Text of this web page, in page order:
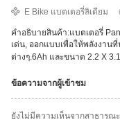
E Bike แบตเตอรี่ลิเดียม
คําอธิบายสินค้า:แบตเตอรี่
เด่น, ออกแบบเพื่อให้พลังงาน
ต่างๆ.6Ah และขนาด 2.2 X
ข้อความจากผู้เข้าชม
ยังไม่มีความเห็นจากสาธารณะ